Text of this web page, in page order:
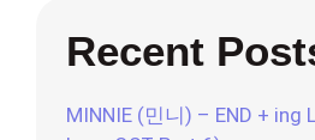
Recent
MINNIE (민니) – END + ing